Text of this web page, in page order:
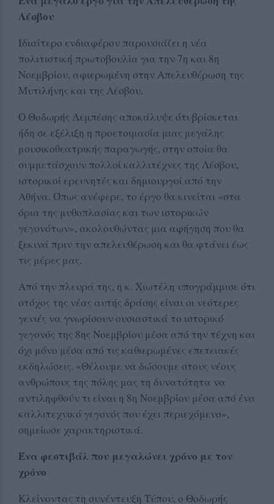
Λέσβου
Ιδιαίτερο ενδιαφέρον παρουσιάζει η νέα
πολιτιστική πρωτοβουλία για την 7η και 8η
Νοεμβρίου, αφιερωμένη στην Απελευθέρωση της
Μυτιλήνης και της Λέσβου.
Ο Θοδωρής Λεμπέσης αποκάλυψε ότι βρίσκεται
ήδη σε εξέλιξη η προετοιμασία μιας μεγάλης
μουσικοθεατρικής παραγωγής, στην οποία θα
συμμετάσχουν πολλοί καλλιτέχνες της Λέσβου,
ιστορικοί ερευνητές και δημιουργοί από την
Αθήνα. Όπως ανέφερε, το έργο θα κινείται «στα
όρια της μυθοπλασίας και των ιστορικών
γεγονότων», ακολουθώντας μια αφήγηση που θα
ξεκινά πριν την απελευθέρωση και θα φτάνει έως
τις μέρες μας.
Από την πλευρά της, η κ. Χιωτέλη υπογράμμισε ότι
στόχος της νέας αυτής δράσης είναι οι νεότερες
γενιές να γνωρίσουν ουσιαστικά το ιστορικό
γεγονός της 8ης Νοεμβρίου μέσα από την τέχνη και
όχι μόνο μέσα από τις καθιερωμένες επετειακές
εκδηλώσεις. «Θέλουμε να δώσουμε στους νέους
ανθρώπους της πόλης μας τη δυνατότητα να
αντιληφθούν τι είναι η 8η Νοεμβρίου μέσα από ένα
καλλιτεχνικό γεγονός που έχει περιεχόμενο»,
σημείωσε χαρακτηριστικά.
Ένα φεστιβάλ που μεγαλώνει χρόνο με τον
χρόνο
Κλείνοντας τη συνέντευξη Τύπου, ο Θοδωρής